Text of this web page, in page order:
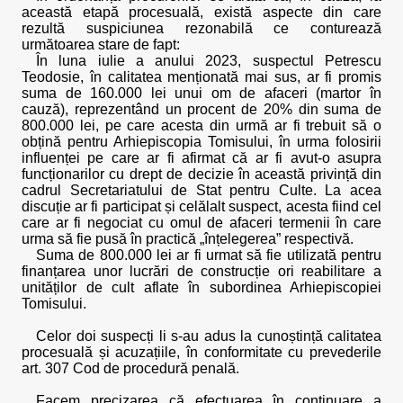
această etapă procesuală, există aspecte din care
rezultă suspiciunea rezonabilă ce conturează
următoarea stare de fapt:
În luna iulie a anului 2023, suspectul Petrescu
Teodosie, în calitatea menționată mai sus, ar fi promis
suma de 160.000 lei unui om de afaceri (martor în
cauză), reprezentând un procent de 20% din suma de
800.000 lei, pe care acesta din urmă ar fi trebuit să o
obțină pentru Arhiepiscopia Tomisului, în urma folosirii
influenței pe care ar fi afirmat că ar fi avut-o asupra
funcționarilor cu drept de decizie în această privință din
cadrul Secretariatului de Stat pentru Culte. La acea
discuție ar fi participat și celălalt suspect, acesta fiind cel
care ar fi negociat cu omul de afaceri termenii în care
urma să fie pusă în practică „înțelegerea” respectivă.
Suma de 800.000 lei ar fi urmat să fie utilizată pentru
finanțarea unor lucrări de construcție ori reabilitare a
unităților de cult aflate în subordinea Arhiepiscopiei
Tomisului.
Celor doi suspecți li s-au adus la cunoștință calitatea
procesuală și acuzațiile, în conformitate cu prevederile
art. 307 Cod de procedură penală.